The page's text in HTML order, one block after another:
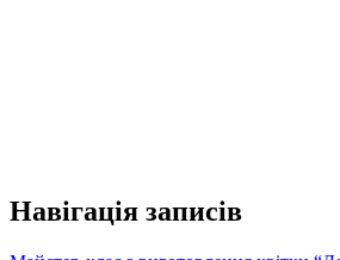
Навігація записів